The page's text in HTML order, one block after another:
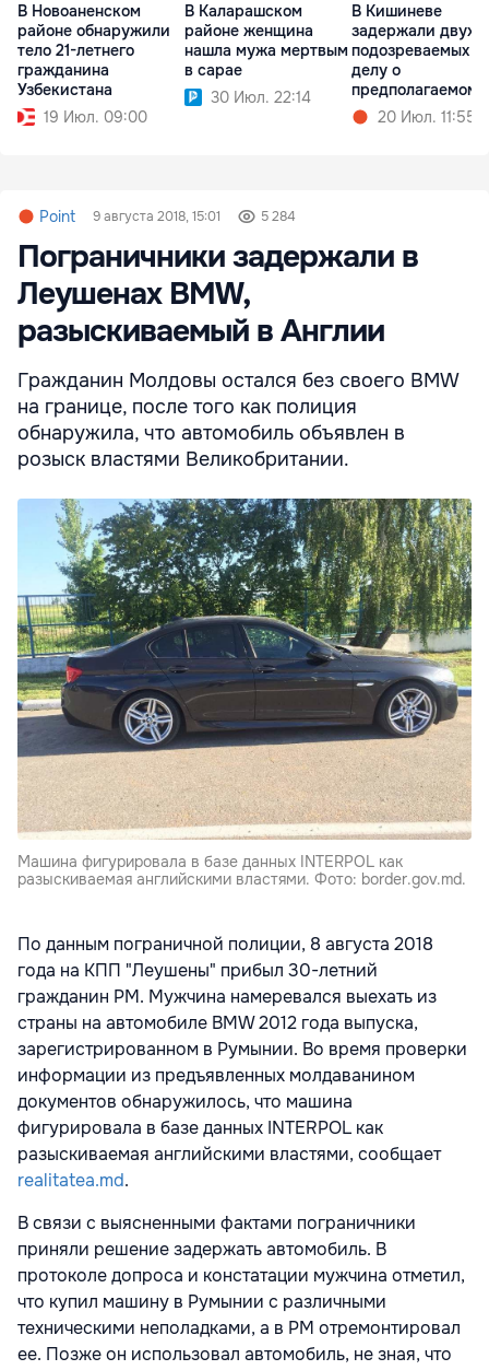
В Новоаненском
районе обнаружили
тело 21-летнего
гражданина
Узбекистана
19 Июл. 09:00
В Каларашском
районе женщина
нашла мужа мертвым
в сарае
30 Июл. 22:14
В Кишиневе
задержали двух
подозреваемых
делу о
предполагаемом
изнасиловании
20 Июл. 11:55
Point 9 августа 2018, 15:01 5 284
Пограничники задержали в
Леушенах BMW,
разыскиваемый в Англии
Гражданин Молдовы остался без своего BMW
на границе, после того как полиция
обнаружила, что автомобиль объявлен в
розыск властями Великобритании.
Машина фигурировала в базе данных INTERPOL как
разыскиваемая английскими властями. Фото: border.gov.md.
По данным пограничной полиции, 8 августа 2018
года на КПП "Леушены" прибыл 30-летний
гражданин РМ. Мужчина намеревался выехать из
страны на автомобиле BMW 2012 года выпуска,
зарегистрированном в Румынии. Во время проверки
информации из предъявленных молдаванином
документов обнаружилось, что машина
фигурировала в базе данных INTERPOL как
разыскиваемая английскими властями, сообщает
realitatea.md.
В связи с выясненными фактами пограничники
приняли решение задержать автомобиль. В
протоколе допроса и констатации мужчина отметил,
что купил машину в Румынии с различными
техническими неполадками, а в РМ отремонтировал
ее. Позже он использовал автомобиль, не зная, что